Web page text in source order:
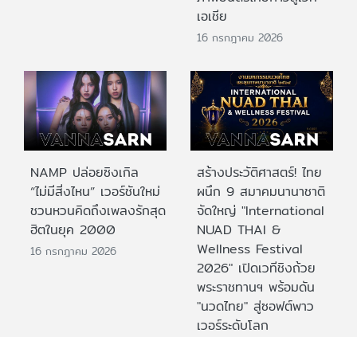
เอเชีย
16 กรกฎาคม 2026
NAMP ปล่อยซิงเกิล
“ไม่มีสิ่งไหน” เวอร์ชันใหม่
ชวนหวนคิดถึงเพลงรักสุด
ฮิตในยุค 2000
16 กรกฎาคม 2026
สร้างประวัติศาสตร์! ไทย
ผนึก 9 สมาคมนานาชาติ
จัดใหญ่ "International
NUAD THAI &
Wellness Festival
2026" เปิดเวทีชิงถ้วย
พระราชทานฯ พร้อมดัน
"นวดไทย" สู่ซอฟต์พาว
เวอร์ระดับโลก